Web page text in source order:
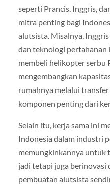
seperti Prancis, Inggris,
mitra penting bagi
alutsista. Misalnya,
dan teknologi pertahanan
membeli helikopter serbu
mengembangkan
rumahnya melalui
komponen penting dari
Selain itu, kerja sama ini
Indonesia dalam industri
memungkinkannya untuk
jadi tetapi juga berinovasi
pembuatan alutsista